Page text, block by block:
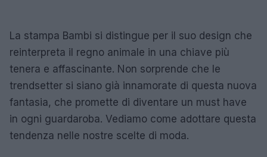
La stampa Bambi si distingue per il suo design che
reinterpreta il regno animale in una chiave più
tenera e affascinante. Non sorprende che le
trendsetter si siano già innamorate di questa nuova
fantasia, che promette di diventare un must have
in ogni guardaroba. Vediamo come adottare questa
tendenza nelle nostre scelte di moda.